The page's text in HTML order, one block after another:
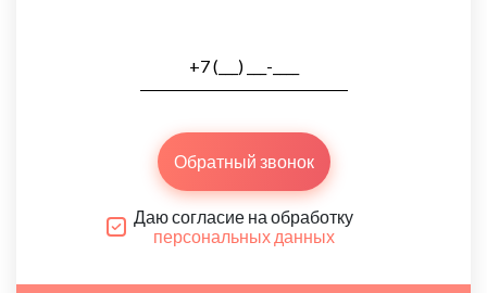
Обратный звонок
Даю согласие на обработку
персональных данных